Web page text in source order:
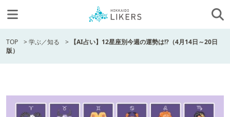
TOP >学ぶ／知る > 【AI占い】12星座別今週の運勢は!?（4月14日～20日
版）